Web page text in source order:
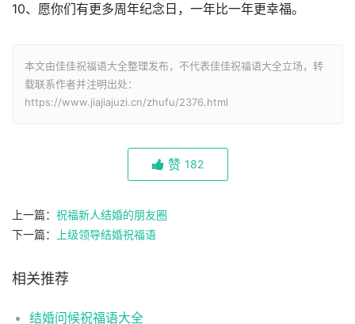
10、愿你们有更多周年纪念日，一年比一年更幸福。
本文由佳佳祝福语大全整理发布，不代表佳佳祝福语大全立场，转
载联系作者并注明出处：
https://www.jiajiajuzi.cn/zhufu/2376.html
赞 182
上一篇： 祝福新人结婚的朋友圈
下一篇：
上级领导结婚祝福语
相关推荐
结婚问候祝福语大全